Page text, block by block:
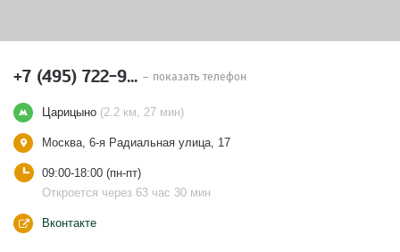
+7 (495) 722-9... – показать телефон
Царицыно (2.2 км, 27 мин)
Москва, 6-я Радиальная улица, 17
09:00-18:00 (пн-пт)
Откроется через 63 час 30 мин
Вконтакте